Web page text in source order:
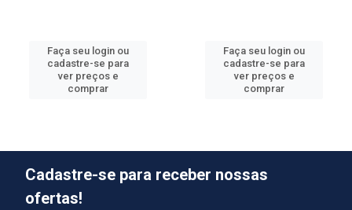
Faça seu login ou
cadastre-se para
ver preços e
comprar
Faça seu login ou
cadastre-se para
ver preços e
comprar
Cadastre-se para receber nossas
ofertas!